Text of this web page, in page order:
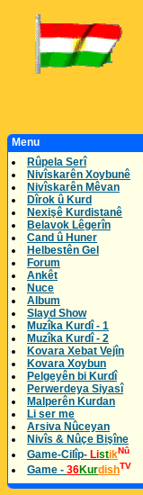
Menu
Rûpela Serî
Nivîskarên Xoybunê
Nivîskarên Mêvan
Dîrok û Kurd
Nexişê Kurdistanê
Belavok Lêgerîn
Cand û Huner
Helbestên Gel
Forum
Ankêt
Nuce
Album
Slayd Show
Muzîka Kurdî - 1
Muzîka Kurdî - 2
Kovara Xebat Vejîn
Kovara Xoybun
Pelgeyên bi Kurdî
Perwerdeya Siyasî
Malperên Kurdan
Li ser me
Arsiva Nûceyan
Nivîs & Nûçe Bişîne
Game-Cilîp- ListikNû
Game - 36KurdishTV